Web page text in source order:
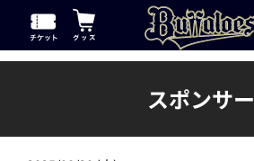
スポンサー